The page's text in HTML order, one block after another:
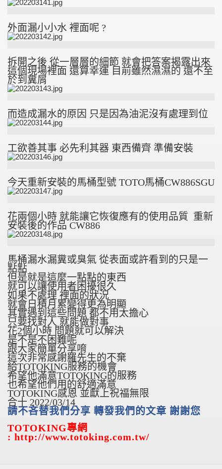
外面漏小小水 裡面呢 ?
拆開之後 從一層層的細節 就會把答案揭露出來
這個現場裡面 還算幸運 目前雖然濕濕的 還不至
於到糞屑
而造成漏水的原因 只是因為油泥沒有處理到位
工欲善其事 必先利其器 東西備齊 準備安裝
今天重新安裝的馬桶型號 TOTO馬桶CW886SGU
花兩個小時 就能讓它恢復應有的使用品質 重新
安裝後的作品 CW886
馬桶漏水漏糞或臭氣 從表面或許看到的只是一
點點
但是就是這麼一點點的東西
就可以讓使用者困擾很久
如果不處理 裡面的狀況
就會日積月累變得更為明顯
其實遇到這些問題 都不用太擔心
只要找對人 就能做對事
花2個小時 問題就可以解決
是不是不困難呢
跟大家簡單分享唷
這次非常感謝羅先生的不棄
給TOTOKING服務的機會
希望他滿意TOTOKING的服務
也希望他們用的舒適滿意
TOTOKING感恩 並獻上祝福無限
合十 2022/03/14
請不吝替我們分享 轉發我們的文章 謝謝您
TOTOKING專網
: http://www.totoking.com.tw/